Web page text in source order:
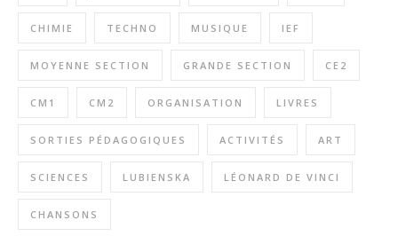
CHIMIE TECHNO MUSIQUE IEF
MOYENNE SECTION GRANDE SECTION CE2
CM1 CM2 ORGANISATION LIVRES
SORTIES PÉDAGOGIQUES ACTIVITÉS ART
SCIENCES LUBIENSKA LÉONARD DE VINCI
CHANSONS